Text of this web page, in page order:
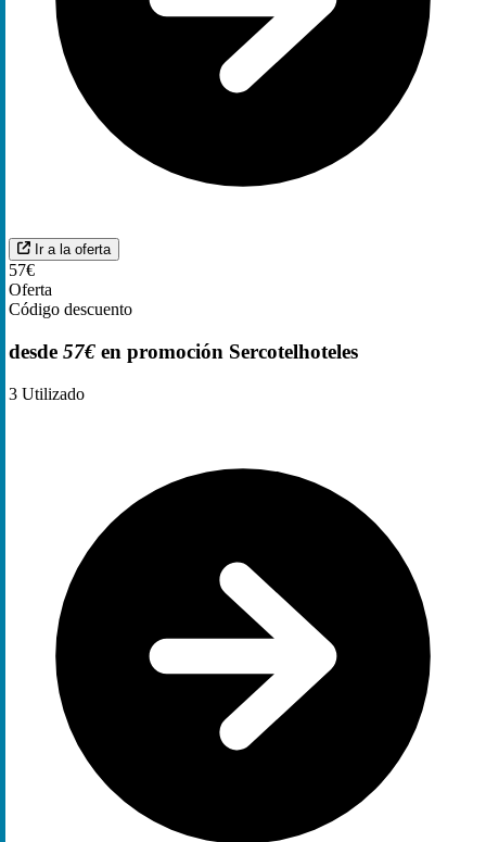
Ir a la oferta
57€
Oferta
Código descuento
desde 57€ en promoción Sercotelhoteles
3 Utilizado